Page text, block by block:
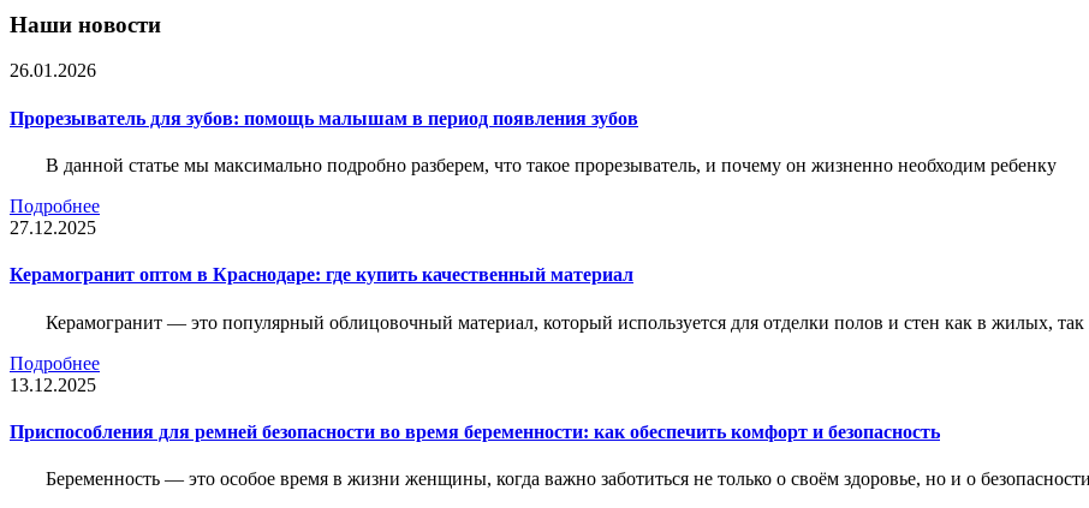
Наши новости
26.01.2026
Прорезыватель для зубов: помощь малышам в период появления зубов
В данной статье мы максимально подробно разберем, что такое прорезыватель, и почему он жизненно необходим ребенку
Подробнее
27.12.2025
Керамогранит оптом в Краснодаре: где купить качественный материал
Керамогранит — это популярный облицовочный материал, который используется для отделки полов и стен как в жилых,
Подробнее
13.12.2025
Приспособления для ремней безопасности во время беременности: как обеспечить комфорт и безопасность
Беременность — это особое время в жизни женщины, когда важно заботиться не только о своём здоровье, но и о безопасности